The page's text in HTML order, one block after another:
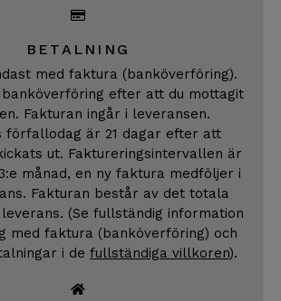
BETALNING
med faktura (banköverföring).
banköverföring efter att du mottagit
Fakturan ingår i leveransen.
förfallodag är 21 dagar efter att
ut. Faktureringsintervallen är
månad, en ny faktura medföljer i
Fakturan består av det totala
(Se fullständig information
med faktura (banköverföring) och
i de fullständiga villkoren).